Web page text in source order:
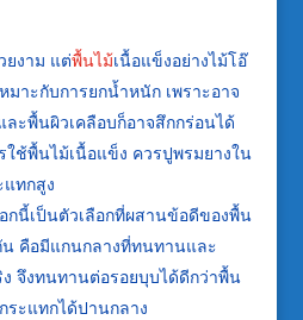
ยงาม แต่พื้นไม้เนื้อแข็งอย่างไม้โอ๊
มาะกับการยกน้ำหนัก เพราะอาจ
ละพื้นผิวเคลือบก็อาจสึกกร่อนได้
ใช้พื้นไม้เนื้อแข็ง ควรปูพรมยางใน
ทกสูง
กนี้เป็นตัวเลือกที่ผสานข้อดีของพื้น
น คือมีแกนกลางที่ทนทานและ
จึงทนทานต่อรอยบุบได้ดีกว่าพื้น
ระแทกได้ปานกลาง